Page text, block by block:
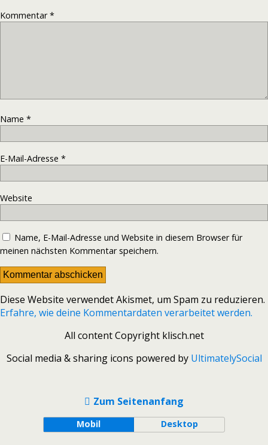
Kommentar*
Name *
E-Mail-Adresse *
Website
Name, E-Mail-Adresse und Website in diesem Browser für
meinen nächsten Kommentar speichern.
Diese Website verwendet Akismet, um Spam zu reduzieren.
Erfahre, wie deine Kommentardaten verarbeitet werden.
All content Copyright klisch.net
Social media & sharing icons powered by UltimatelySocial
Zum Seitenanfang
Mobil Desktop